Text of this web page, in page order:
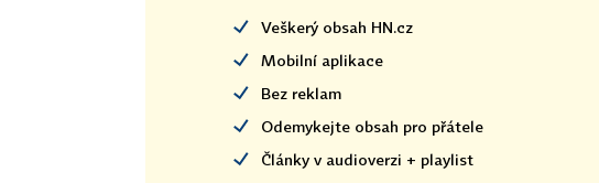
Veškerý obsah HN.cz
Mobilní aplikace
Bez reklam
Odemykejte obsah pro přátele
Články v audioverzi + playlist